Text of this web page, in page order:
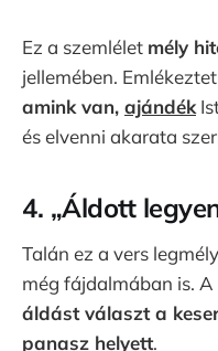
Ez a szemlélet mély
jellemében.
amink van, ajándék
és elvenni akarata
4. „Áldott
Talán ez a vers
még fájdalmában is.
áldást választ a
panasz helyett.